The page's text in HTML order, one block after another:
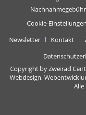
Cookie-Einstellungen
Newsletter
Kontakt
Copyright by Zweirad
Webdesign,